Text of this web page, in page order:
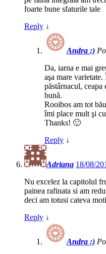
foarte bune sfaturile tale
Reply ↓
Andra :)
Da, iarna e mai
aşa mare
păstârnacul, ceapa
bună.
Rooibos am tot
îmi place mult şi
Thanks! 🙂
Reply ↓
Adriana 18/08/
Nu excelez la capitolul
painea rafinata si am
deci am totusi cateva
Reply ↓
Andra :)